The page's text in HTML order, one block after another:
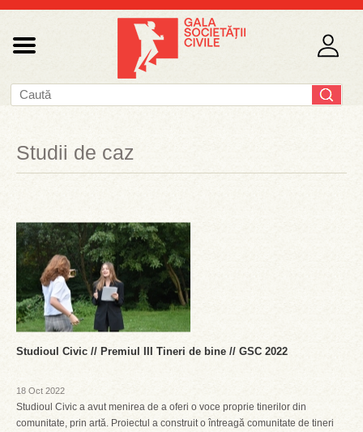
Studii de caz
Studioul Civic // Premiul III Tineri de bine // GSC 2022
18 Oct 2022
Studioul Civic a avut menirea de a oferi o voce proprie tinerilor din
comunitate, prin artă. Proiectul a construit o întreagă comunitate de tineri